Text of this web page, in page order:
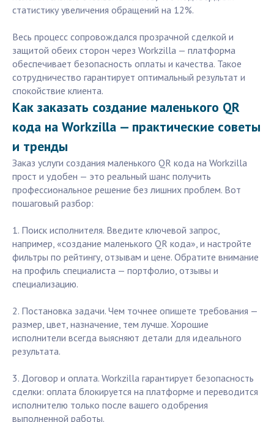
статистику увеличения обращений на 12%.
Весь процесс сопровождался прозрачной сделкой и
защитой обеих сторон через Workzilla — платформа
обеспечивает безопасность оплаты и качества. Такое
сотрудничество гарантирует оптимальный результат и
спокойствие клиента.
Как заказать создание маленького QR
кода на Workzilla — практические советы
и тренды
Заказ услуги создания маленького QR кода на Workzilla
прост и удобен — это реальный шанс получить
профессиональное решение без лишних проблем. Вот
пошаговый разбор:
1. Поиск исполнителя. Введите ключевой запрос,
например, «создание маленького QR кода», и настройте
фильтры по рейтингу, отзывам и цене. Обратите внимание
на профиль специалиста — портфолио, отзывы и
специализацию.
2. Постановка задачи. Чем точнее опишете требования —
размер, цвет, назначение, тем лучше. Хорошие
исполнители всегда выясняют детали для идеального
результата.
3. Договор и оплата. Workzilla гарантирует безопасность
сделки: оплата блокируется на платформе и переводится
исполнителю только после вашего одобрения
выполненной работы.